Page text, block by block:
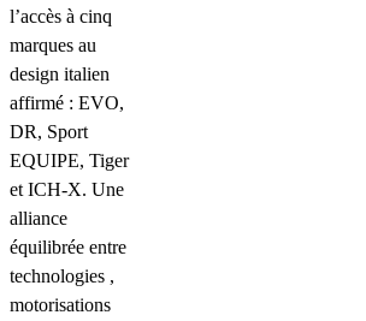
l’accès à cinq
marques au
design italien
affirmé : EVO,
DR, Sport
EQUIPE, Tiger
et ICH-X. Une
alliance
équilibrée entre
technologies ,
motorisations